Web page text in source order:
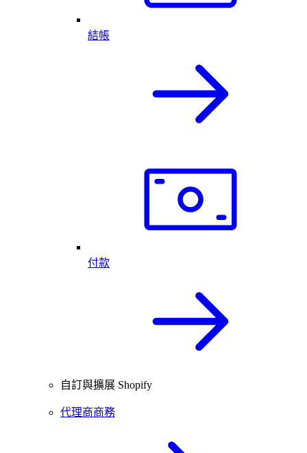
結帳
付款
自訂與擴展 Shopify
代理商商務